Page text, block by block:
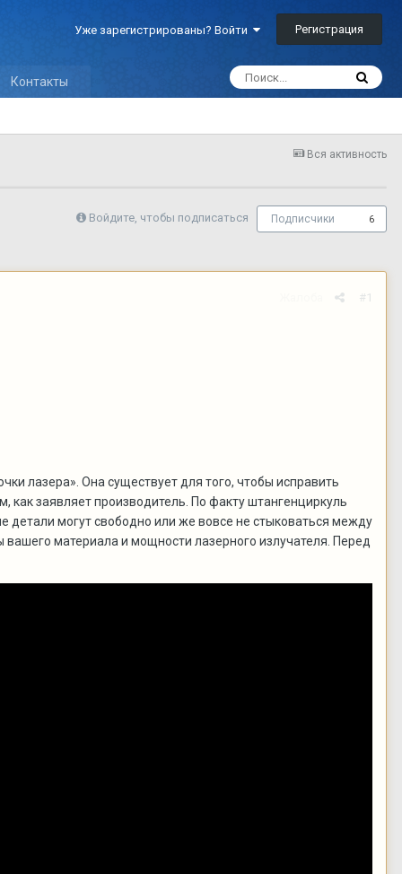
Уже зарегистрированы? Войти Регистрация
Контакты
Вся активность
Войдите, чтобы подписаться Подписчики 6
#1
лазера». Она существует для того, чтобы исправить
заявляет производитель. По факту штангенциркуль
детали могут свободно или же вовсе не стыковаться между
материала и мощности лазерного излучателя. Перед